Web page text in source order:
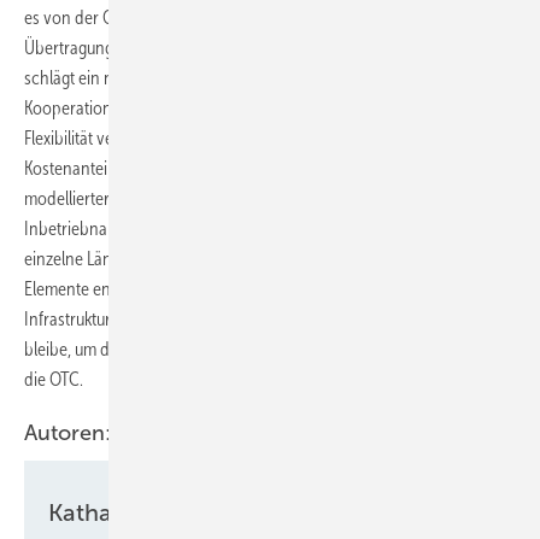
es von der Offshore TSO Collaboration (OTC), zu der zwölf
Übertragungsnetzbetreiber aus den Nordsee-Anrainern gehören. Sie
schlägt ein neues, flexibleres Finanzierungsmodell für multilaterale
Kooperationen vor, das ex-ante Planungssicherheit mit ex-post
Flexibilität verbinden soll. Ex-ante bedeutet, dass Länder ihre
Kostenanteile bereits vor Projektbeginn auf Basis gemeinsam
modellierter Szenarien festlegen. Ex-post erlaubt, diese Anteile nach
Inbetriebnahme anzupassen, wenn reale Daten zeigen, wie stark
einzelne Länder tatsächlich profitieren. Durch die Verbindung beider
Elemente entstehe ein System, das verlässlich genug sei, um große
Infrastrukturinvestitionen auszulösen, und gleichzeitig flexibel genug
bleibe, um die tatsächlichen Systemvorteile fair zu berücksichtigen, so
die OTC.
Autoren:
Katharina Wolf